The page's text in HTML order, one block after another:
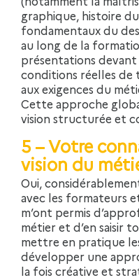
graphique, histoire
fondamentaux du
au long de la
présentations
conditions réelles de
aux exigences du
Cette approche
vision structurée et
5 – Votre
vision du
Oui,
avec les formateurs
m’ont permis
métier et d’en saisir
mettre en pratique
développer une
la fois créative et